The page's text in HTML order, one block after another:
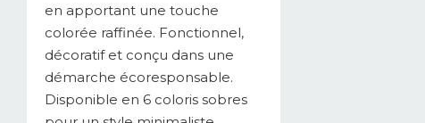
en apportant une touche
colorée raffinée. Fonctionnel,
décoratif et conçu dans une
démarche écoresponsable.
Disponible en 6 coloris sobres